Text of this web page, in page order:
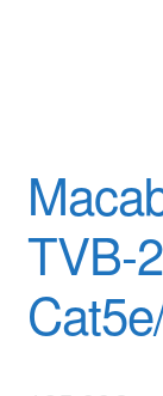
Yhteydenotto
Oma tili
Tilaa uutiskirje
TVB-